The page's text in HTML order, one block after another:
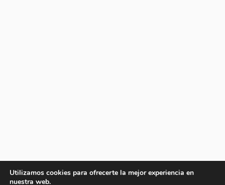
Utilizamos cookies para ofrecerte la mejor experiencia en
nuestra web.